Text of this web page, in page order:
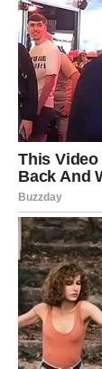
Da li se
nova
Na
nekako“.
Posao
Mnogi
dobiti novu